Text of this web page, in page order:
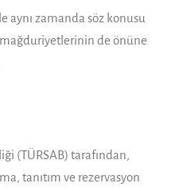
aynı zamanda söz konusu
de önüne
(TÜRSAB) tarafından,
tanıtım ve rezervasyon